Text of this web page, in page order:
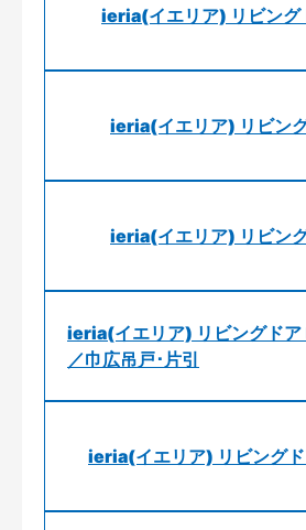
ieria(イエリア) リビング
ieria(イエリア) リビン
ieria(イエリア) リビン
ieria(イエリア) リビングドア
／巾広吊戸･片引
ieria(イエリア) リビング